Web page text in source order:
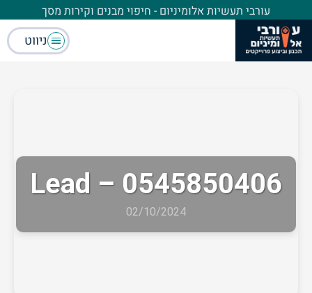
עורבי תעשיות אלומיניום - חיפוי מבנים וקירות מסך
ניווט
Lead – 0545850406
02/10/2024